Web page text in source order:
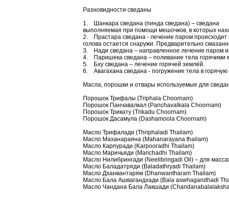
Разновидности cведаны
1. Шанкара сведана (пинда сведана) – сведана
выполняемая при помощи мешочков, в которых
2. Прастара сведана - лечение паром происходит
голова остается снаружи. Предварительно
3. Нади сведана – направленное лечение паром
4. Паришека сведана – поливание тела горячими
5. Бху сведана – лечение горячей землёй.
6. Авагахана сведана - погружение тела в
Масла, порошки и отвары используемые для
Порошок Трифалы (Triphala Choornam)
Порошок Панчавалкал (Panchavalkala Choornam)
Порошок Трикату (Trikadu Choornam)
Порошок Дасамула (Dashamoola Choornam)
Масло Трифалади (Thriphaladi Thailam)
Масло Маханараяна (Mahanarayana thailam)
Масло Карпуради (Karpooradhi Thailam)
Масло Маричьяди (Marichadhi Thailam)
Масло Нилибрингади (Neelibringadi Oil) – для
Масло Баладатряди (Baladathryadi Thailam)
Масло Дханвантарям (Dhanwantharam Thailam)
Масло Бала Ашвагандхади (Bala aswhagandhadi
Масло Чандана Бала Лакшади